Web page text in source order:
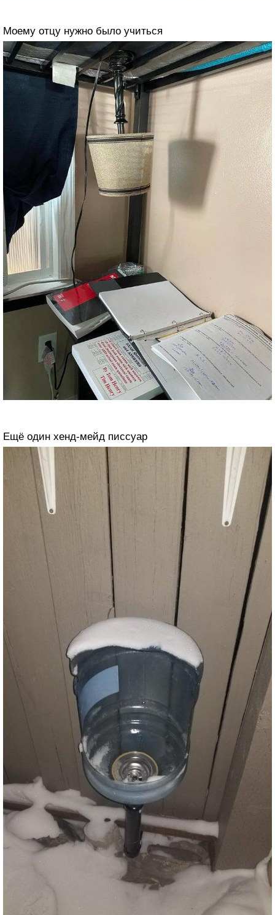
Моему отцу нужно было учиться
Ещё один хенд-мейд писсуар